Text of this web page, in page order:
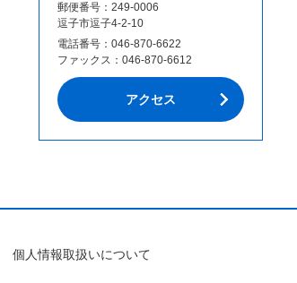
郵便番号：249‐0006
逗子市逗子4-2-10
電話番号： 046-870-6622
ファックス： 046-870-6612
アクセス
個人情報取扱いについて